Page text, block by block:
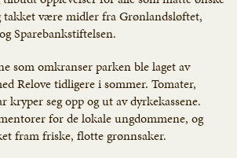
takket være midler fra Grønlandsløftet,
Sparebankstiftelsen.
som omkranser parken ble laget av
Relove tidligere i sommer. Tomater,
kryper seg opp og ut av dyrkekassene.
for de lokale ungdommene, og
fram friske, flotte grønnsaker.